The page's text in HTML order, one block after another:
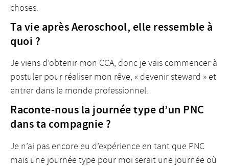
choses.
Ta vie après Aeroschool, elle ressemble à
quoi ?
Je viens d’obtenir mon CCA, donc je vais commencer à
postuler pour réaliser mon rêve, « devenir steward » et
entrer dans le monde professionnel.
Raconte-nous la journée type d’un PNC
dans ta compagnie ?
Je n’ai pas encore eu d’expérience en tant que PNC
mais une journée type pour moi serait une journée où